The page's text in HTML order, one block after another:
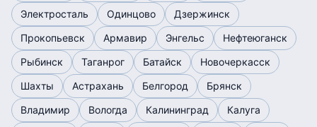
Электросталь
Одинцово
Дзержинск
Прокопьевск
Армавир Энгельс
Нефтеюганск
Рыбинск
Таганрог Батайск
Новочеркасск
Шахты
Астрахань Белгород
Брянск
Владимир
Вологда Калининград
Калуга